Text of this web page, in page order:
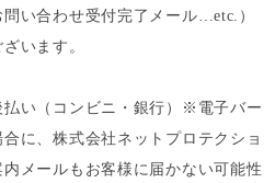
い合わせ受付完了メール…etc.）
います。
い（コンビニ・銀行）※電子バー
に、株式会社ネットプロテクショ
メールもお客様に届かない可能性